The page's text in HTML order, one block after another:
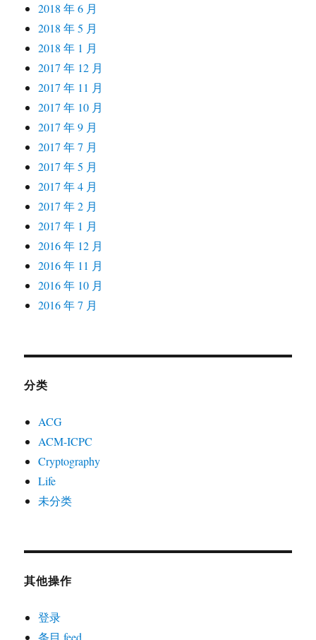
2018 年 6 月
2018 年 5 月
2018 年 1 月
2017 年 12 月
2017 年 11 月
2017 年 10 月
2017 年 9 月
2017 年 7 月
2017 年 5 月
2017 年 4 月
2017 年 2 月
2017 年 1 月
2016 年 12 月
2016 年 11 月
2016 年 10 月
2016 年 7 月
分类
ACG
ACM-ICPC
Cryptography
Life
未分类
其他操作
登录
条目 feed